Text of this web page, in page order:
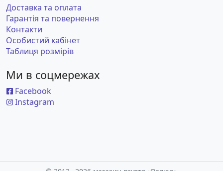
Доставка та оплата
Гарантія та повернення
Контакти
Особистий кабінет
Таблиця розмірів
Ми в соцмережах
Facebook
Instagram